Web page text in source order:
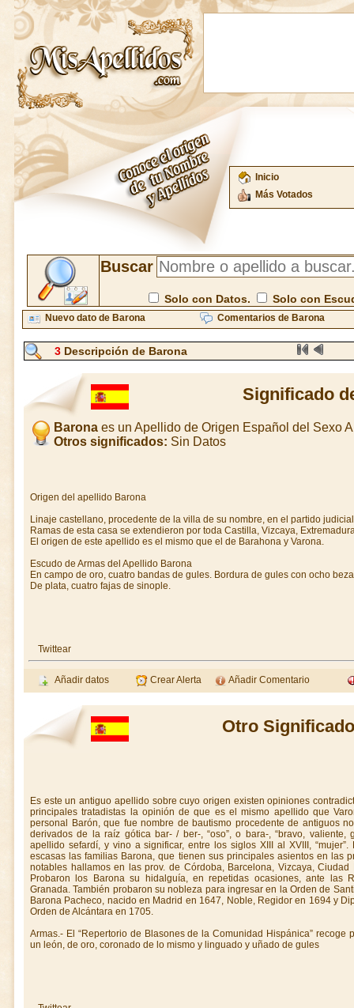
Inicio
Más Votados
Buscar
Solo con Datos. Solo con
Nuevo dato de Barona Comentarios de Barona
3Descripción de Barona
Significado
Barona es un Apellido de Origen Español del Sexo
Otros significados: Sin Datos
Origen del apellido Barona
Linaje castellano, procedente de la villa de su nombre, en el partido
Ramas de esta casa se extendieron por toda Castilla, Vizcaya,
El origen de este apellido es el mismo que el de Barahona y Varona.
Escudo de Armas del Apellido Barona
En campo de oro, cuatro bandas de gules. Bordura de gules con ocho
De plata, cuatro fajas de sinople.
Twittear
Añadir datos Crear Alerta Añadir Comentario
Otro
Es este un antiguo apellido sobre cuyo origen existen opiniones
principales tratadistas la opinión de que es el mismo apellido que
personal Barón, que fue nombre de bautismo procedente de antiguos
derivados de la raíz gótica bar- / ber-, “oso”, o bara-, “bravo, valiente,
apellido sefardí, y vino a significar, entre los siglos XIII al XVIII,
escasas las familias Barona, que tienen sus principales asientos en las
notables hallamos en las prov. de Córdoba, Barcelona, Vizcaya,
Probaron los Barona su hidalguía, en repetidas ocasiones, ante las
Granada. También probaron su nobleza para ingresar en la Orden de
Barona Pacheco, nacido en Madrid en 1647, Noble, Regidor en 1694 y
Orden de Alcántara en 1705.
Armas.- El “Repertorio de Blasones de la Comunidad Hispánica” recoge
un león, de oro, coronado de lo mismo y linguado y uñado de gules